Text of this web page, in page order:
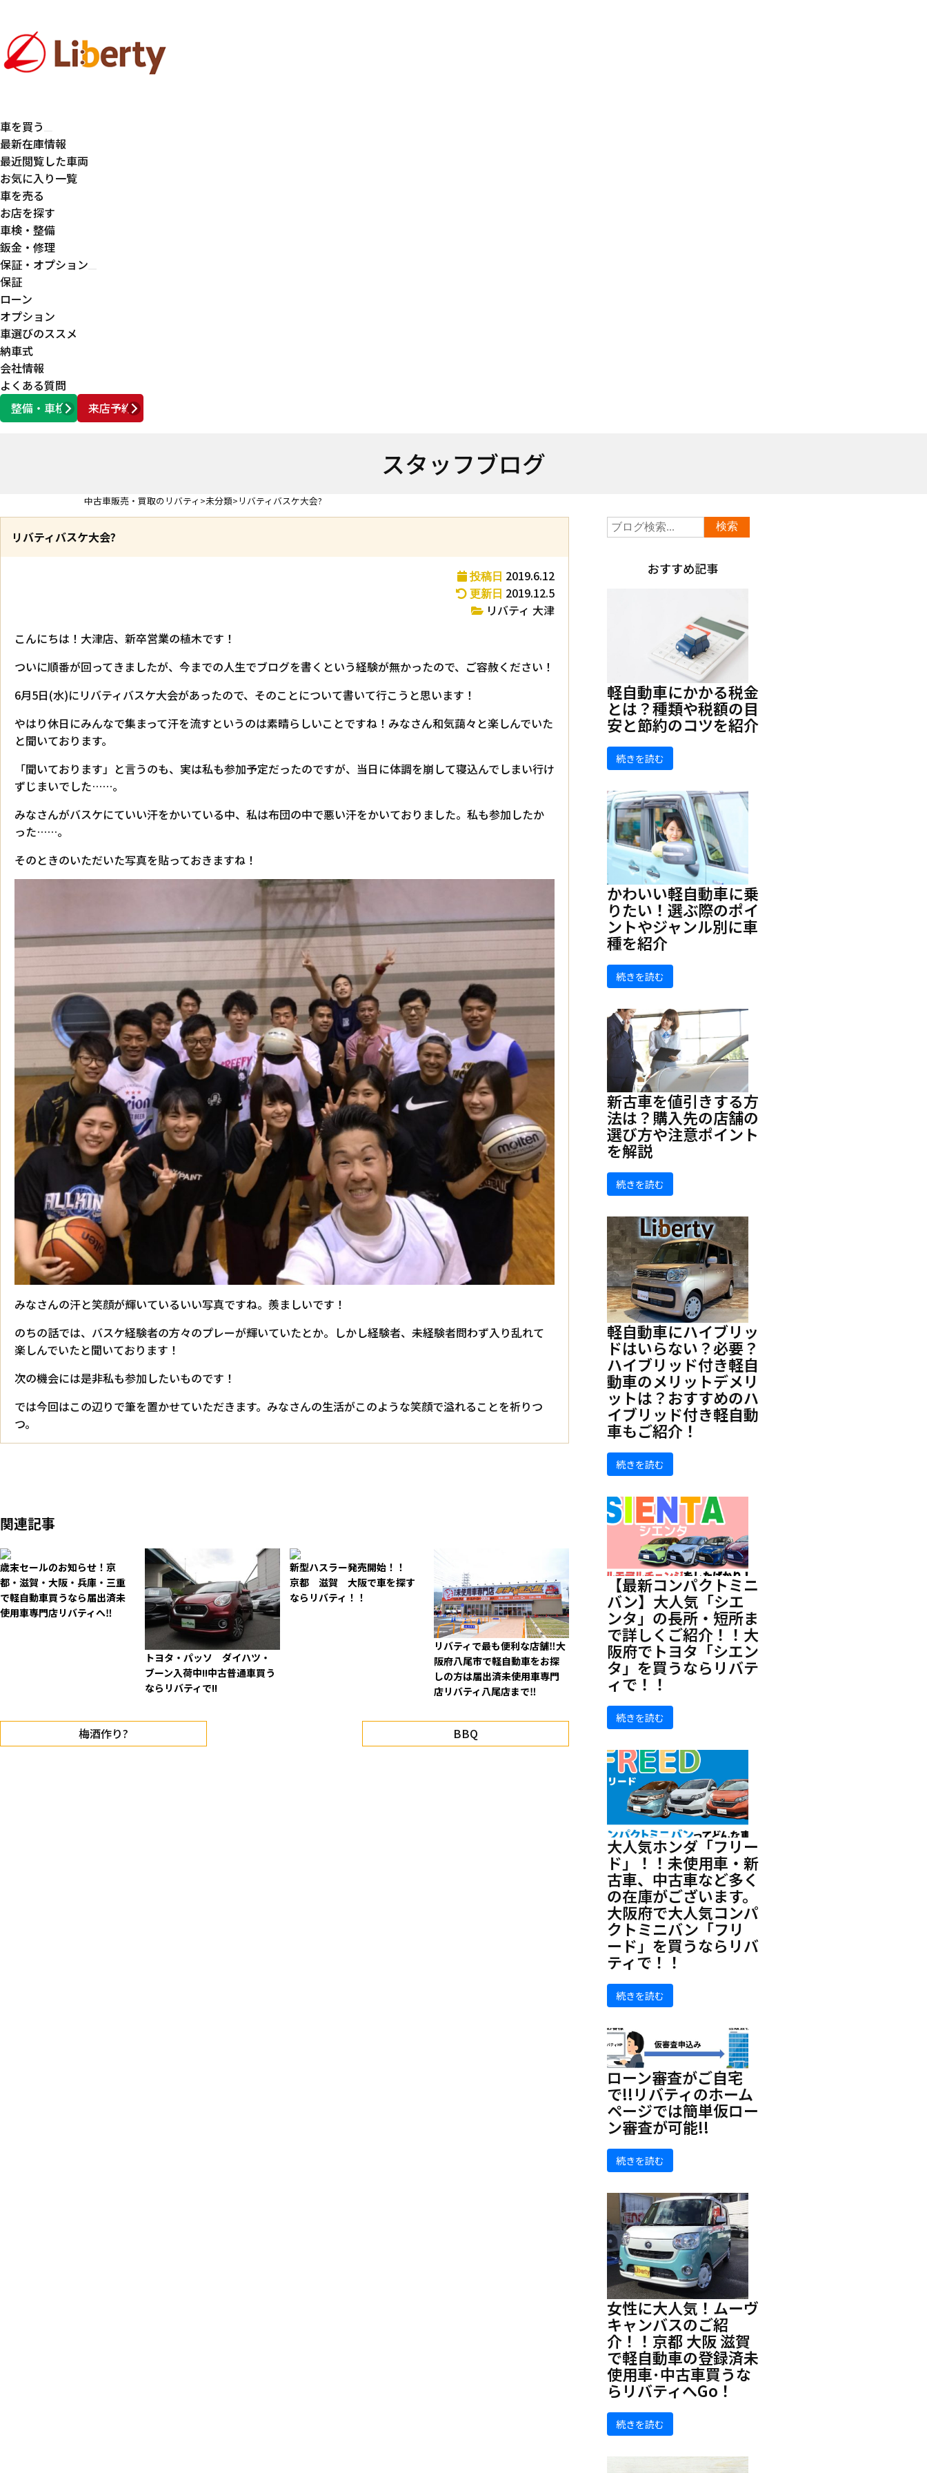
車を買う
最新在庫情報
最近閲覧した車両
お気に入り一覧
車を売る
お店を探す
車検・整備
鈑金・修理
保証・オプション
保証
ローン
オプション
車選びのススメ
納車式
会社情報
よくある質問
整備・車検
来店予約
営業時間 AM10:00 ～ PM6:00
スタッフブログ
中古車販売・買取のリバティ 未分類 リバティバスケ大会?
リバティバスケ大会?
投稿日 2019.6.12
更新日 2019.12.5
リバティ 大津
こんにちは！大津店、新卒営業の植木です！
ついに順番が回ってきましたが、今までの人生でブログを書くという経験が無かったので、ご容赦ください！
6月5日(水)にリバティバスケ大会があったので、そのことについて書いて行こうと思います！
やはり休日にみんなで集まって汗を流すというのは素晴らしいことですね！みなさん和気藹々と楽しんでいた
と聞いております。
「聞いております」と言うのも、実は私も参加予定だったのですが、当日に体調を崩して寝込んでしまい行け
ずじまいでした……。
みなさんがバスケにていい汗をかいている中、私は布団の中で悪い汗をかいておりました。私も参加したか
った……。
そのときのいただいた写真を貼っておきますね！
みなさんの汗と笑顔が輝いているいい写真ですね。羨ましいです！
のちの話では、バスケ経験者の方々のプレーが輝いていたとか。しかし経験者、未経験者問わず入り乱れて
楽しんでいたと聞いております！
次の機会には是非私も参加したいものです！
では今回はこの辺りで筆を置かせていただきます。みなさんの生活がこのような笑顔で溢れることを祈りつ
つ。
関連記事
歳末セールのお知らせ！京
都・滋賀・大阪・兵庫・三重
で軽自動車買うなら届出済未
使用車専門店リバティへ‼
トヨタ・パッソ ダイハツ・
ブーン入荷中!!中古普通車買う
ならリバティで!!
新型ハスラー発売開始！！
京都 滋賀 大阪で車を探す
ならリバティ！！
リバティで最も便利な店舗‼大
阪府八尾市で軽自動車をお探
しの方は届出済未使用車専門
店リバティ八尾店まで‼
梅酒作り? BBQ
おすすめ記事
軽自動車にかかる税金
とは？種類や税額の目
安と節約のコツを紹介
続きを読む
かわいい軽自動車に乗
りたい！選ぶ際のポイ
ントやジャンル別に車
種を紹介
続きを読む
新古車を値引きする方
法は？購入先の店舗の
選び方や注意ポイント
を解説
続きを読む
軽自動車にハイブリッ
ドはいらない？必要？
ハイブリッド付き軽自
動車のメリットデメリ
ットは？おすすめのハ
イブリッド付き軽自動
車もご紹介！
続きを読む
【最新コンパクトミニ
バン】大人気「シエ
ンタ」の長所・短所ま
で詳しくご紹介！！大
阪府でトヨタ「シエン
タ」を買うならリバテ
ィで！！
続きを読む
大人気ホンダ「フリー
ド」！！未使用車・新
古車、中古車など多く
の在庫がございます。
大阪府で大人気コンパ
クトミニバン「フリ
ード」を買うならリバ
ティで！！
続きを読む
ローン審査がご自宅
で!!リバティのホーム
ページでは簡単仮ロー
ン審査が可能!!
続きを読む
女性に大人気！ムーヴ
キャンバスのご紹
介！！京都 大阪 滋賀
で軽自動車の登録済未
使用車･中古車買うな
らリバティへGo！
続きを読む